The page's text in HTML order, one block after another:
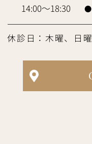
14:00～18:30 ●
休診日：木曜、日